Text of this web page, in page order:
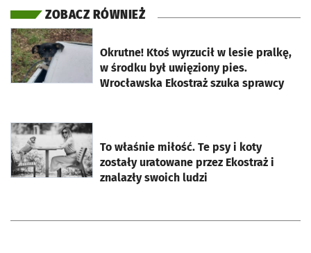
ZOBACZ RÓWNIEŻ
Okrutne! Ktoś wyrzucił w lesie pralkę,
w środku był uwięziony pies.
Wrocławska Ekostraż szuka sprawcy
otworzy się w nowej karcie
To właśnie miłość. Te psy i koty
zostały uratowane przez Ekostraż i
znalazły swoich ludzi
otworzy się w nowej karcie